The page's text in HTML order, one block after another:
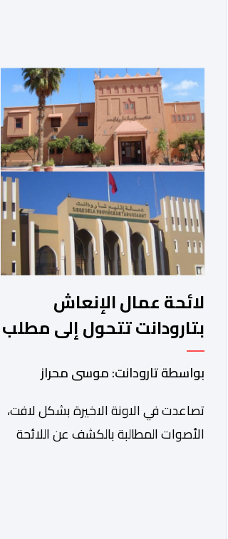
مذكرة مطلبية، دعا فيها الأحزاب
السياسية، إلى ادراج 10 التزامات ضمن
برامجها الانتخابية المنتظرة، في إطار تعاقد
سياسي مع المناطق الجبلية والانتقال
من الوعود الانتخابية إلى التزامات عملية
[…]
لائحة عمال الإنعاش
بتارودانت تتحول إلى مطلب
شعبي ملح.. فمن يجيب؟.
بواسطة تارودانت: موسى محراز
تصاعدت في الاونة الاخيرة بشكل لافت،
الأصوات المطالبة بالكشف عن اللائحة